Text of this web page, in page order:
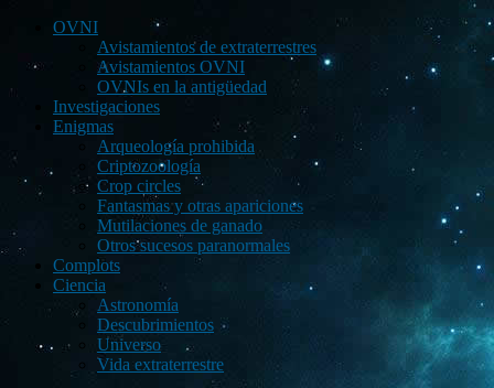
OVNI
Avistamientos de extraterrestres
Avistamientos OVNI
OVNIs en la antigüedad
Investigaciones
Enigmas
Arqueología prohibida
Criptozoología
Crop circles
Fantasmas y otras apariciones
Mutilaciones de ganado
Otros sucesos paranormales
Complots
Ciencia
Astronomía
Descubrimientos
Universo
Vida extraterrestre